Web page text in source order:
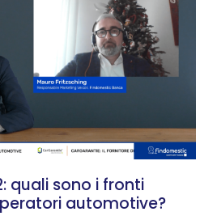
quali sono i fronti
automotive?